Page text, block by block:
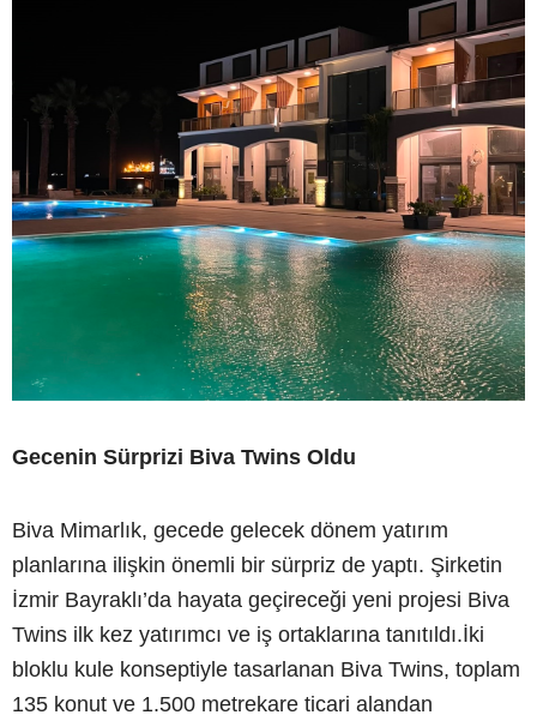
Gecenin Sürprizi Biva Twins Oldu
Biva Mimarlık, gecede gelecek dönem yatırım
planlarına ilişkin önemli bir sürpriz de yaptı. Şirketin
İzmir Bayraklı’da hayata geçireceği yeni projesi Biva
Twins ilk kez yatırımcı ve iş ortaklarına tanıtıldı.İki
bloklu kule konseptiyle tasarlanan Biva Twins, toplam
135 konut ve 1.500 metrekare ticari alandan